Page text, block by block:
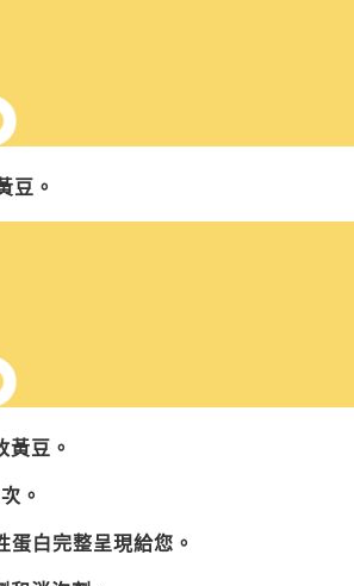
豆。
黃豆。
。
白完整呈現給您。